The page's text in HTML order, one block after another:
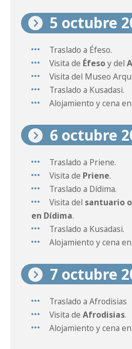
5 octubre
Traslado a Éfeso.
Visita de Éfesoy del
Visita del Museo
Traslado a Kusadasi.
Alojamiento y cena
6 octubre
Traslado a Priene.
Visita de Priene.
Traslado a Dídima.
Visita del santuario
en Dídima.
Traslado a Kusadasi.
Alojamiento y cena
7 octubre
Traslado a Afrodisias
Visita de Afrodisias.
Alojamiento y cena